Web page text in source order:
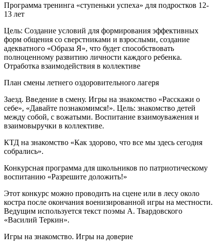
Программа тренинга «ступеньки успеха» для подростков 12-
13 лет
Цель: Создание условий для формирования эффективных
форм общения со сверстниками и взрослыми, создание
адекватного «Образа Я», что будет способствовать
полноценному развитию личности каждого ребенка.
Отработка взаимодействия в коллективе
План смены летнего оздоровительного лагеря
Заезд. Введение в смену. Игры на знакомство «Расскажи о
себе», «Давайте познакомимся!». Цель: знакомство детей
между собой, с вожатыми. Воспитание взаимоуважения и
взаимовыручки в коллективе.
КТД на знакомство «Как здорово, что все мы здесь сегодня
собрались».
Конкурсная программа для школьников по патриотическому
воспитанию «Разрешите доложить!»
Этот конкурс можно проводить на сцене или в лесу около
костра после окончания военизированной игры на местности.
Ведущим используется текст поэмы А. Твардовского
«Василий Теркин».
Игры на знакомство. Игры на доверие